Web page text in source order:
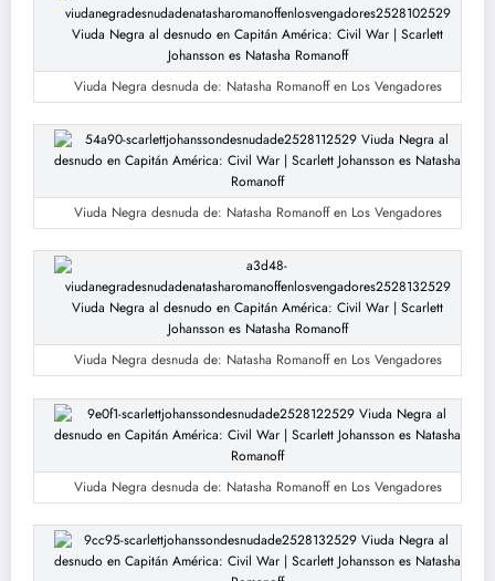
Viuda Negra desnuda de: Natasha Romanoff en Los Vengadores
Viuda Negra desnuda de: Natasha Romanoff en Los Vengadores
Viuda Negra desnuda de: Natasha Romanoff en Los Vengadores
Viuda Negra desnuda de: Natasha Romanoff en Los Vengadores